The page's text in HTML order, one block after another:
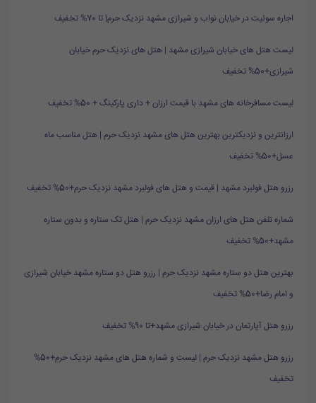
اجاره سوئیت در خیابان نواب و شیرازی مشهد نزدیک حرم| تا 70% تخفیف
لیست هتل های خیابان شیرازی مشهد | هتل های نزدیک حرم خیابان
شیرازی+50% تخفیف
لیست مسافرخانه های مشهد با قیمت ارزان + داری پارکینگ + 50% تخفیف
ارزانترین و نزدیکترین بهترین هتل های مشهد نزدیک حرم | هتل مناسب ماه
عسل+50% تخفیف
رزرو هتل فولبرد مشهد | قیمت و هتل های فولبرد مشهد نزدیک حرم+50% تخفیف
شماره تلفن هتل های ارزان مشهد نزدیک حرم | هتل تک ستاره و بدون ستاره
مشهد+50% تخفیف
بهترین هتل دو ستاره مشهد نزدیک حرم | رزرو هتل دو ستاره مشهد خیابان شیرازی
و امام رضا+50% تخفیف
رزرو هتل آپارتمان در خیابان شیرازی مشهد+تا 90% تخفیف
رزرو هتل مشهد نزدیک حرم | لیست و شماره هتل های مشهد نزدیک حرم+50%
تخفیف